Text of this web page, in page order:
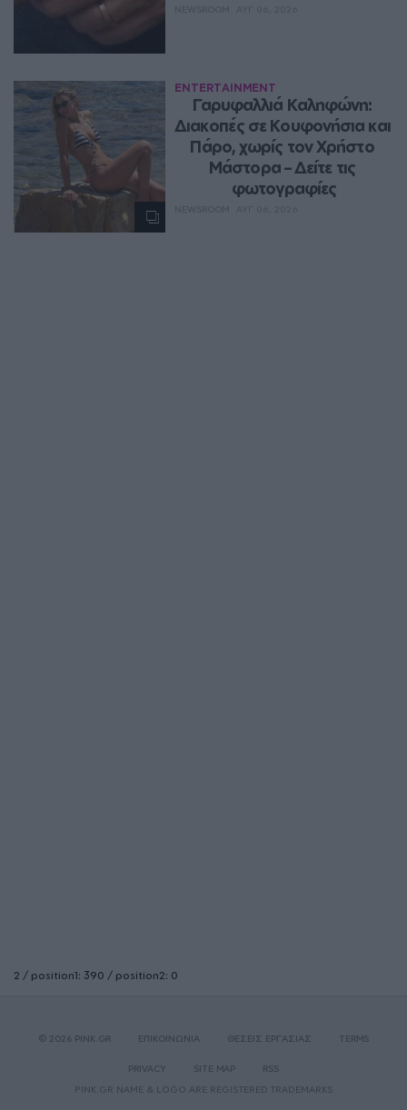
ENTERTAINMENT
Γαρυφαλλιά Καληφώνη:
Διακοπές σε Κουφονήσια και
Πάρο, χωρίς τον Χρήστο
Μάστορα – Δείτε τις
φωτογραφίες
2 / position1: 390 / position2: 0
© 2026 PINK.GR ΕΠΙΚΟΙΝΩΝΙΑ ΘΕΣΕΙΣ ΕΡΓΑΣΙΑΣ TERMS
PRIVACY SITE MAP
RSS
PINK.GR NAME & LOGO ARE REGISTERED TRADEMARKS